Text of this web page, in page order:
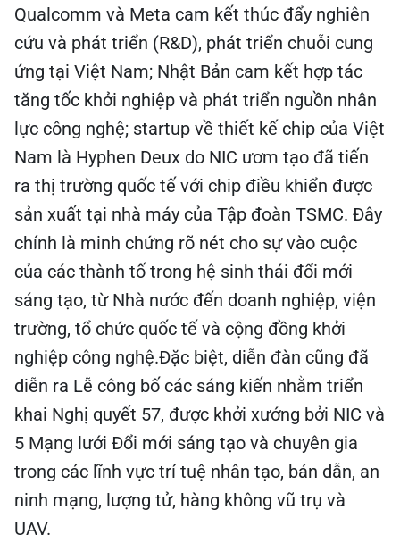
Qualcomm và Meta cam kết thúc đẩy nghiên
cứu và phát triển (R&D), phát triển chuỗi cung
ứng tại Việt Nam; Nhật Bản cam kết hợp tác
tăng tốc khởi nghiệp và phát triển nguồn nhân
lực công nghệ; startup về thiết kế chip của Việt
Nam là Hyphen Deux do NIC ươm tạo đã tiến
ra thị trường quốc tế với chip điều khiển được
sản xuất tại nhà máy của Tập đoàn TSMC. Đây
chính là minh chứng rõ nét cho sự vào cuộc
của các thành tố trong hệ sinh thái đổi mới
sáng tạo, từ Nhà nước đến doanh nghiệp, viện
trường, tổ chức quốc tế và cộng đồng khởi
nghiệp công nghệ.Đặc biệt, diễn đàn cũng đã
diễn ra Lễ công bố các sáng kiến nhằm triển
khai Nghị quyết 57, được khởi xướng bởi NIC và
5 Mạng lưới Đổi mới sáng tạo và chuyên gia
trong các lĩnh vực trí tuệ nhân tạo, bán dẫn, an
ninh mạng, lượng tử, hàng không vũ trụ và
UAV.